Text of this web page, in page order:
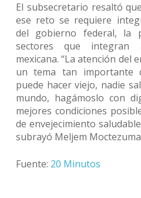
El subsecretario resaltó
ese reto se requiere
del gobierno federal, la
sectores que integran
mexicana. “La atención del
un tema tan importante
puede hacer viejo, nadie
mundo, hagámoslo con
mejores condiciones
de envejecimiento
subrayó Meljem
Fuente: 20 Minutos